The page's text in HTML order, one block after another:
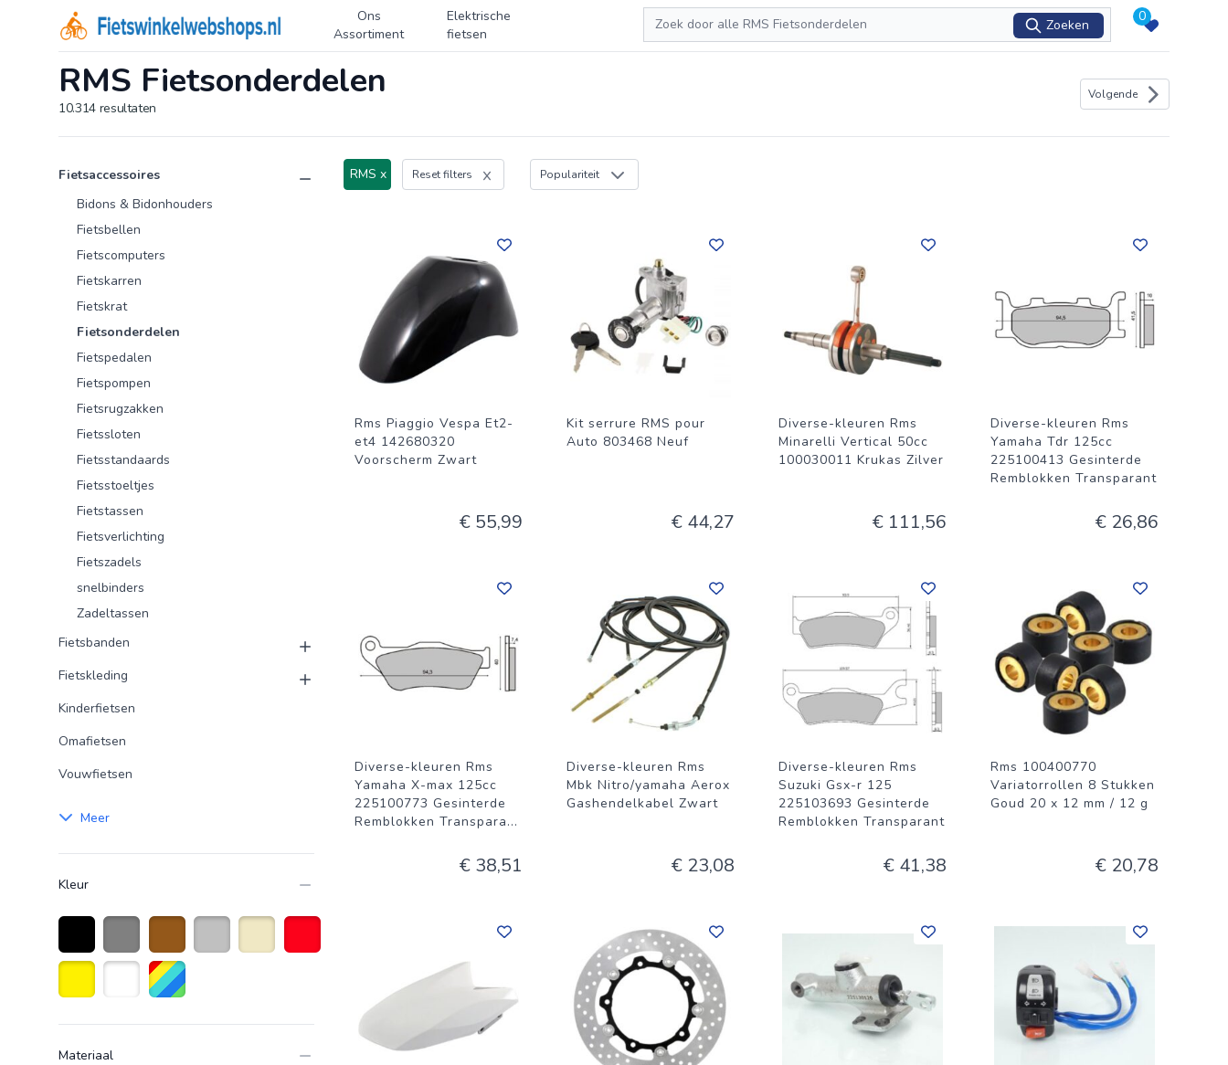
Logo Fietswinkelwebshops.nl
Ons
Assortiment
Elektrische
fietsen
Zoeken
Zoeken
0
RMS Fietsonderdelen
10.314 resultaten
Volgende
Producten
Product categorieën
Fietsaccessoires
Bidons & Bidonhouders
Fietsbellen
Fietscomputers
Fietskarren
Fietskrat
Fietsonderdelen
Fietspedalen
Fietspompen
Fietsrugzakken
Fietssloten
Fietsstandaards
Fietsstoeltjes
Fietstassen
Fietsverlichting
Fietszadels
snelbinders
Zadeltassen
Fietsbanden
Fietskleding
Kinderfietsen
Omafietsen
Vouwfietsen
Meer
Kleur
Zwart Grijs Bruin
Materiaal
RMS x Reset filters Populariteit
Rms Piaggio Vespa Et2-
et4 142680320
Voorscherm Zwart
€ 55,99
Kit serrure RMS pour
Auto 803468 Neuf
€ 44,27
Diverse-kleuren Rms
Minarelli Vertical 50cc
100030011 Krukas Zilver
€ 111,56
Diverse-kleuren Rms
Yamaha Tdr 125cc
225100413 Gesinterde
Remblokken Transparant
€ 26,86
Diverse-kleuren Rms
Yamaha X-max 125cc
225100773 Gesinterde
Remblokken Transpara...
€ 38,51
Diverse-kleuren Rms
Mbk Nitro/yamaha Aerox
Gashendelkabel Zwart
€ 23,08
Diverse-kleuren Rms
Suzuki Gsx-r 125
225103693 Gesinterde
Remblokken Transparant
€ 41,38
Rms 100400770
Variatorrollen 8 Stukken
Goud 20 x 12 mm / 12 g
€ 20,78